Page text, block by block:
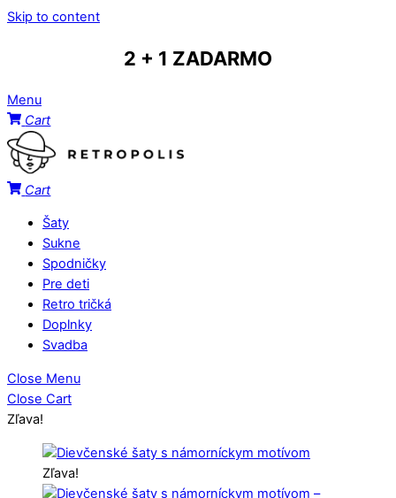
Skip to content
2 + 1 ZADARMO
Menu
Cart
Cart
Šaty
Sukne
Spodničky
Pre deti
Retro tričká
Doplnky
Svadba
Close Menu
Close Cart
Zľava!
Zľava!